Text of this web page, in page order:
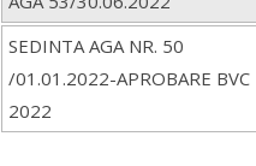
SEDINTA AGA NR. 50
/01.01.2022-APROBARE BVC
2022